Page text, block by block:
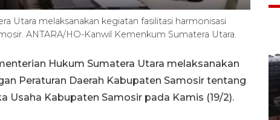
Utara melaksanakan kegiatan fasilitasi harmonisasi
ANTARA/HO-Kanwil Kemenkum Sumatera Utara.
Hukum Sumatera Utara melaksanakan
Peraturan Daerah Kabupaten Samosir tentang
Usaha Kabupaten Samosir pada Kamis (19/2).